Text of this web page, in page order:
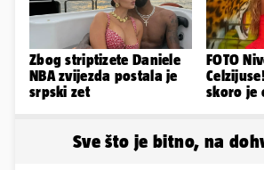
Zbog striptizete Daniele
NBA zvijezda postala je
srpski zet
FOTO
skoro je
Sve što je bitno, na